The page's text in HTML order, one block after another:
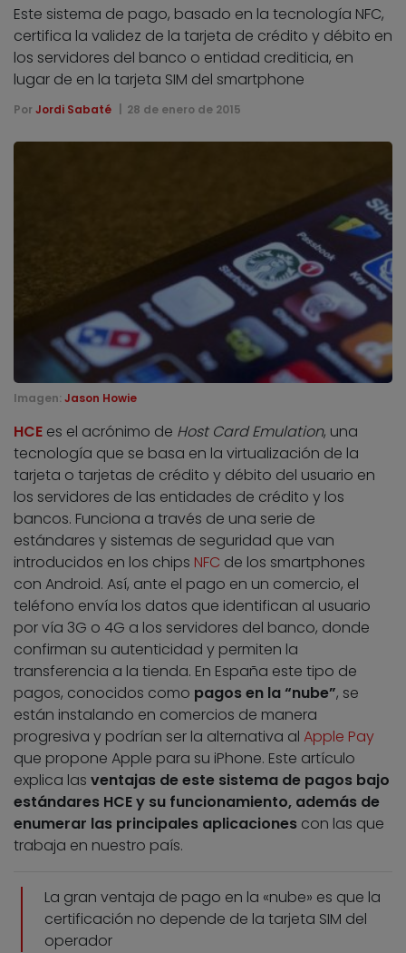
Este sistema de pago, basado en la tecnología NFC,
certifica la validez de la tarjeta de crédito y débito en
los servidores del banco o entidad crediticia, en
lugar de en la tarjeta SIM del smartphone
Por Jordi Sabaté 28 de enero de 2015
Imagen: Jason Howie
HCE es el acrónimo de Host Card Emulation, una
tecnología que se basa en la virtualización de la
tarjeta o tarjetas de crédito y débito del usuario en
los servidores de las entidades de crédito y los
bancos. Funciona a través de una serie de
estándares y sistemas de seguridad que van
introducidos en los chips NFC de los smartphones
con Android. Así, ante el pago en un comercio, el
teléfono envía los datos que identifican al usuario
por vía 3G o 4G a los servidores del banco, donde
confirman su autenticidad y permiten la
transferencia a la tienda. En España este tipo de
pagos, conocidos como pagos en la “nube”, se
están instalando en comercios de manera
progresiva y podrían ser la alternativa al Apple Pay
que propone Apple para su iPhone. Este artículo
explica las ventajas de este sistema de pagos bajo
estándares HCE y su funcionamiento, además de
enumerar las principales aplicaciones con las que
trabaja en nuestro país.
La gran ventaja de pago en la «nube» es que la
certificación no depende de la tarjeta SIM del
operador